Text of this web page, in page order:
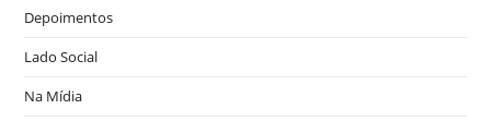
Depoimentos
Lado Social
Na Mídia